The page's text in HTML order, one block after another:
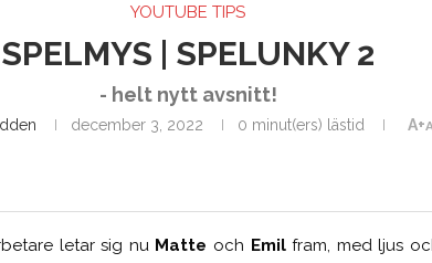
YOUTUBE TIPS
SPELMYS | SPELUNKY 2
- helt nytt avsnitt!
december 3, 2022 0 minut(ers) lästid A+
letar sig nu Matte och Emilfram, med ljus